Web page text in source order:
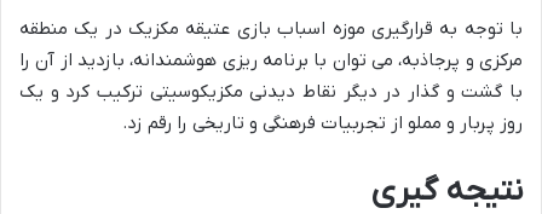
با توجه به قرارگیری موزه اسباب بازی عتیقه مکزیک در یک منطقه
مرکزی و پرجاذبه، می توان با برنامه ریزی هوشمندانه، بازدید از آن را
با گشت و گذار در دیگر نقاط دیدنی مکزیکوسیتی ترکیب کرد و یک
روز پربار و مملو از تجربیات فرهنگی و تاریخی را رقم زد.
نتیجه گیری